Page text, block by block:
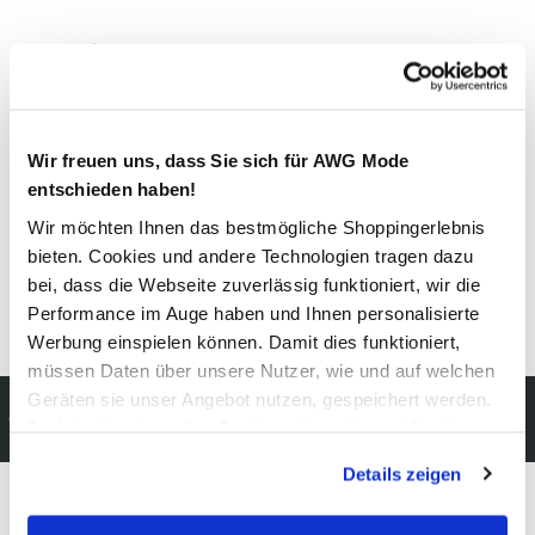
Wir freuen uns, dass Sie sich für AWG Mode
entschieden haben!
Wir möchten Ihnen das bestmögliche Shoppingerlebnis
bieten. Cookies und andere Technologien tragen dazu
bei, dass die Webseite zuverlässig funktioniert, wir die
Performance im Auge haben und Ihnen personalisierte
Werbung einspielen können. Damit dies funktioniert,
müssen Daten über unsere Nutzer, wie und auf welchen
Geräten sie unser Angebot nutzen, gespeichert werden.
werden, werden bei der Nutzung der Webseite auf jeden
Fall gesetzt. Cookies von Drittanbietern für Analyse- oder
Details zeigen
Material
Pflegehinweise
Details zur Produktsicherheit anzeigen
Kostenfreie Rücksendung